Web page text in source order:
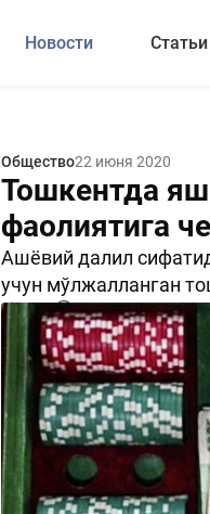
Новости Статьи
Общество22 июня 2020
Тошкентда
фаолиятига
Ашёвий далил
учун мўлжалланган
1736 0